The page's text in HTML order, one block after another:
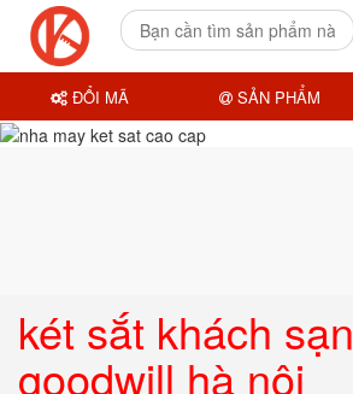
két sắt khách sạn
goodwill hà nội
ĐỔI MÃ SẢN PHẨM